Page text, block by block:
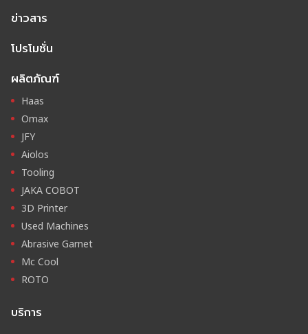
ข่าวสาร
โปรโมชั่น
ผลิตภัณฑ์
Haas
Omax
JFY
Aiolos
Tooling
JAKA COBOT
3D Printer
Used Machines
Abrasive Garnet
Mc Cool
ROTO
บริการ